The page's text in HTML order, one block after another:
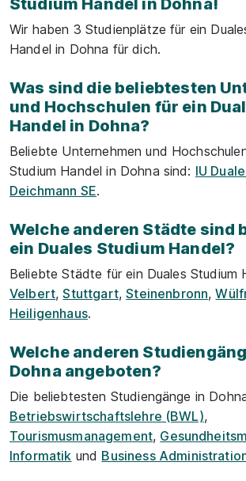
Studium Handel in Dohna!
Wir haben 3 Studienplätze für ein
Handel in Dohna für dich.
Was sind die beliebtesten
und Hochschulen für ein
Handel in Dohna?
Beliebte Unternehmen und
Studium Handel in Dohna sind: IU
Deichmann SE.
Welche anderen Städte sind
ein Duales Studium Handel?
Beliebte Städte für ein Duales Studium
Velbert,Stuttgart,Steinenbronn,
Heiligenhaus.
Welche anderen
Dohna angeboten?
Die beliebtesten Studiengänge in
Betriebswirtschaftslehre (BWL),
Tourismusmanagement,
Informatik und Business